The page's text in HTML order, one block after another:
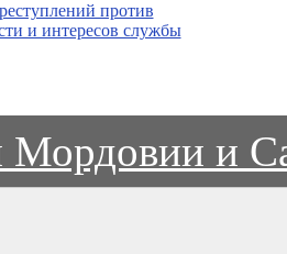
против
и интересов службы
Мордовии и